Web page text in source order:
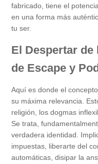
fabricado, tiene el
en una forma más
tu ser.
El Despertar de
de Escape y
Aquí es donde el
su máxima relevancia.
religión, los dogmas
Se trata,
verdadera identidad.
impuestas, liberarte del
automáticas, disipar la